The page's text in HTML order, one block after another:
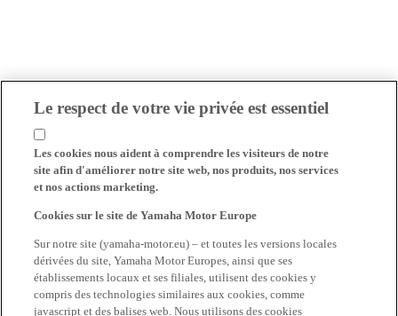
Le respect de votre vie privée est essentiel
Les cookies nous aident à comprendre les visiteurs de notre
site afin d'améliorer notre site web, nos produits, nos services
et nos actions marketing.
Cookies sur le site de Yamaha Motor Europe
Sur notre site (yamaha-motor.eu) – et toutes les versions locales
dérivées du site, Yamaha Motor Europes, ainsi que ses
établissements locaux et ses filiales, utilisent des cookies y
compris des technologies similaires aux cookies, comme
javascript et des balises web. Nous utilisons des cookies